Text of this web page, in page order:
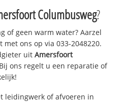
Columbusweg?
of geen warm water? Aarzel
ons op via 033-2048220.
uitAmersfoort
ons regelt u een reparatie of
leidingwerk of afvoeren in